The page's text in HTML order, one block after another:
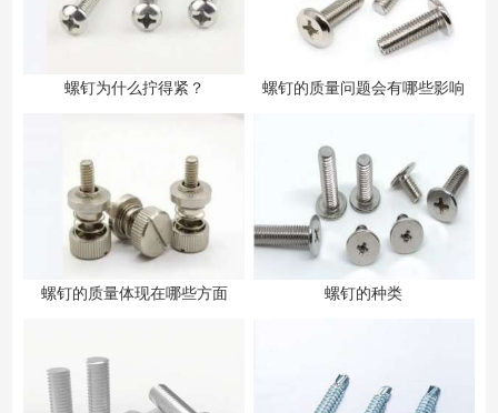
螺钉为什么拧得紧？ 螺钉的质量问题会有哪些影响
螺钉的质量体现在哪些方面 螺钉的种类